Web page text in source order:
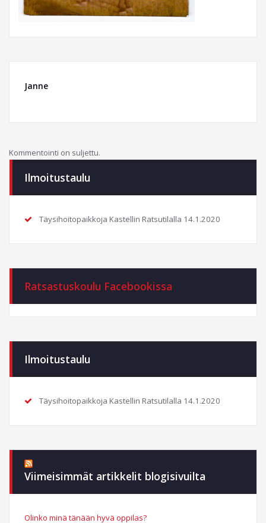
Janne
Kommentointi on suljettu.
Ilmoitustaulu
Täysihoitopaikkoja Kastellin Ratsutilalla 14.1.2020
Ratsastuskoulu Facebookissa
Ilmoitustaulu
Täysihoitopaikkoja Kastellin Ratsutilalla 14.1.2020
Viimeisimmät artikkelit blogisivuilta
Olinko minä tänään hyvä oppilas?